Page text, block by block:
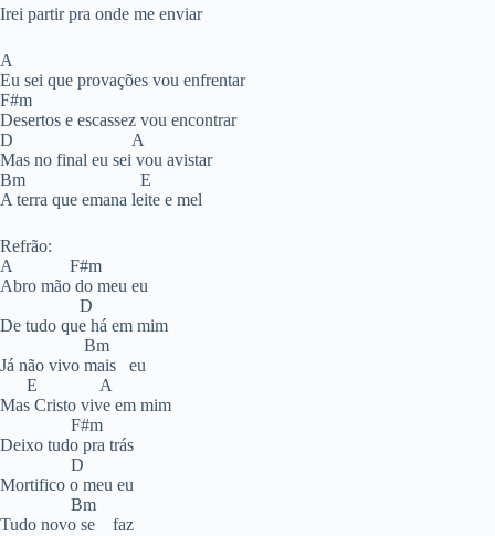
Irei partir pra onde me enviar
A
Eu sei que provações vou enfrentar
F#m
Desertos e escassez vou encontrar
D A
Mas no final eu sei vou avistar
Bm E
A terra que emana leite e mel
Refrão:
A F#m
Abro mão do meu eu
D
De tudo que há em mim
Bm
Já não vivo mais eu
E A
Mas Cristo vive em mim
F#m
Deixo tudo pra trás
D
Mortifico o meu eu
Bm
Tudo novo se faz